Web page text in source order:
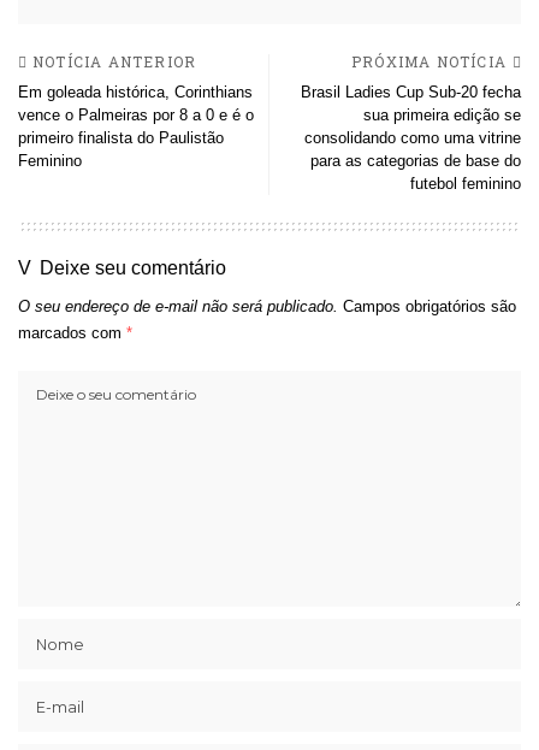
NOTÍCIA ANTERIOR
Em goleada histórica, Corinthians
vence o Palmeiras por 8 a 0 e é o
primeiro finalista do Paulistão
Feminino
PRÓXIMA NOTÍCIA
Brasil Ladies Cup Sub-20 fecha
sua primeira edição se
consolidando como uma vitrine
para as categorias de base do
futebol feminino
Deixe seu comentário
O seu endereço de e-mail não será publicado. Campos obrigatórios são
marcados com *